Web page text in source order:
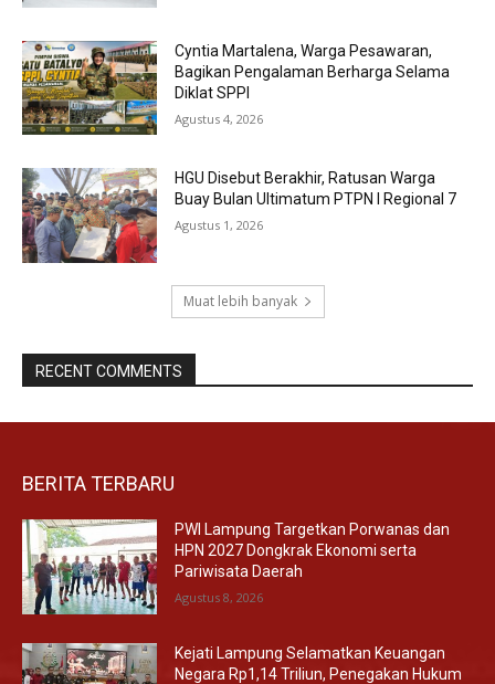
Cyntia Martalena, Warga Pesawaran,
Bagikan Pengalaman Berharga Selama
Diklat SPPI
Agustus 4, 2026
HGU Disebut Berakhir, Ratusan Warga
Buay Bulan Ultimatum PTPN I Regional 7
Agustus 1, 2026
Muat lebih banyak
RECENT COMMENTS
BERITA TERBARU
PWI Lampung Targetkan Porwanas dan
HPN 2027 Dongkrak Ekonomi serta
Pariwisata Daerah
Agustus 8, 2026
Kejati Lampung Selamatkan Keuangan
Negara Rp1,14 Triliun, Penegakan Hukum